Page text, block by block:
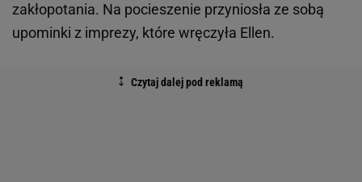
zakłopotania. Na pocieszenie przyniosła ze sobą
upominki z imprezy, które wręczyła Ellen.